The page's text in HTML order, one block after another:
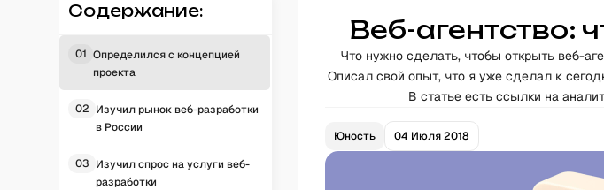
Содержание:
01 Определился с концепцией
проекта
02 Изучил рынок веб-разработки
в России
03 Изучил спрос на услуги веб-
разработки
Веб-агентство:
Что нужно сделать, чтобы открыть веб-
Описал свой опыт, что я уже сделал к
В статье есть ссылки на
Юность 04 Июля 2018